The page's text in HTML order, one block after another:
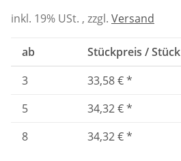
inkl. 19% USt. , zzgl. Versand
ab
Stückpreis / Stück
3
33,58 €*
5
34,32 €*
8
34,32 €*